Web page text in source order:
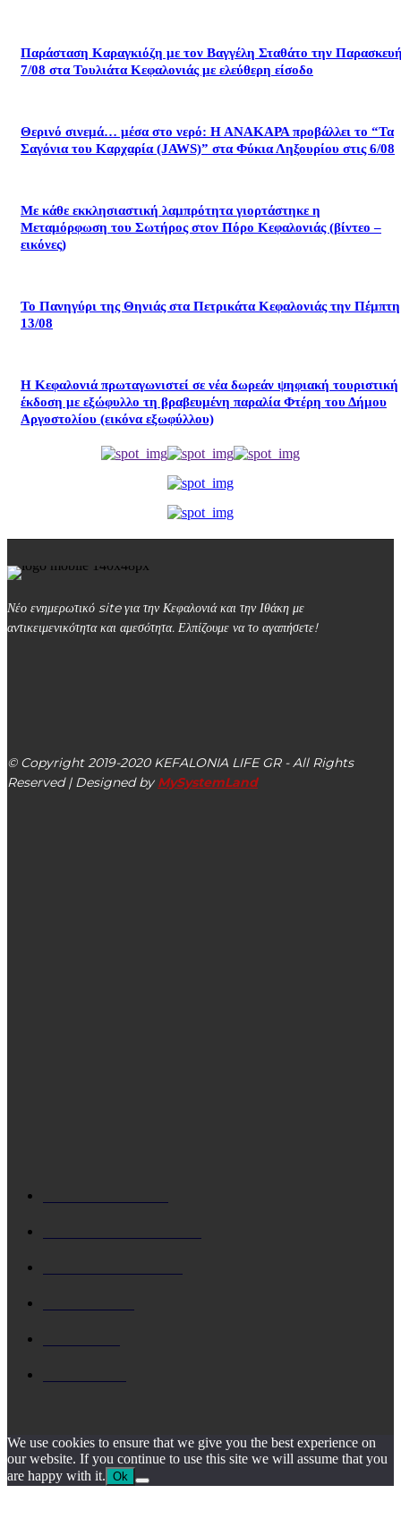
Παράσταση Καραγκιόζη με τον Βαγγέλη Σταθάτο την
7/08 στα Τουλιάτα Κεφαλονιάς με ελεύθερη είσοδο
Θερινό σινεμά… μέσα στο νερό: Η ΑΝΑΚΑΡΑ προβάλλει το “Τα
Σαγόνια του Καρχαρία (JAWS)” στα Φύκια Ληξουρίου στις 6/08
Με κάθε εκκλησιαστική λαμπρότητα γιορτάστηκε η
Μεταμόρφωση του Σωτήρος στον Πόρο Κεφαλονιάς (βίντεο –
εικόνες)
Το Πανηγύρι της Θηνιάς στα Πετρικάτα Κεφαλονιάς την Πέμπτη
13/08
Η Κεφαλονιά πρωταγωνιστεί σε νέα δωρεάν ψηφιακή τουριστική
έκδοση με εξώφυλλο τη βραβευμένη παραλία Φτέρη του Δήμου
Αργοστολίου (εικόνα εξωφύλλου)
Νέο ενημερωτικό site για την Κεφαλονιά και την Ιθάκη με
αντικειμενικότητα και αμεσότητα. Ελπίζουμε να το αγαπήσετε!
© Copyright 2019-2020 KEFALONIA LIFE GR - All Rights
Reserved | Designed by MySystemLand
We use cookies to ensure that we give you the best experience on
our website. If you continue to use this site we will assume that you
are happy with it. Ok